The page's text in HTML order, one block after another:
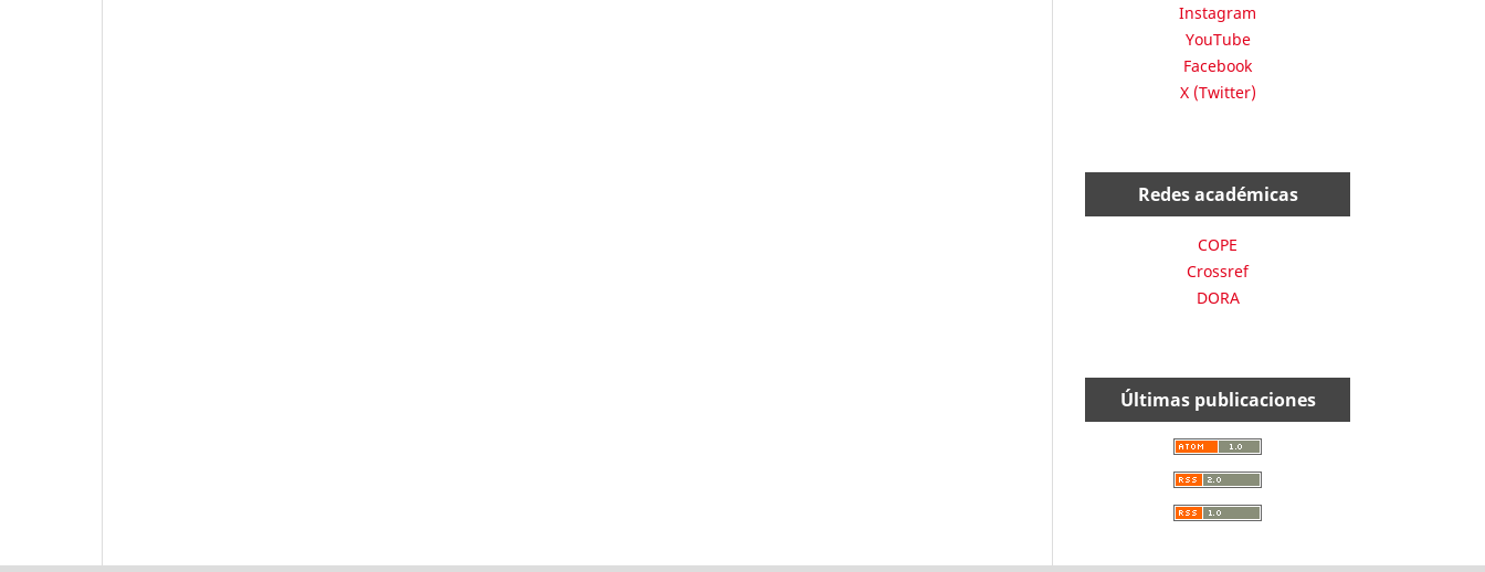
Instagram
YouTube
Facebook
X (Twitter)
Redes académicas
COPE
Crossref
DORA
Últimas publicaciones